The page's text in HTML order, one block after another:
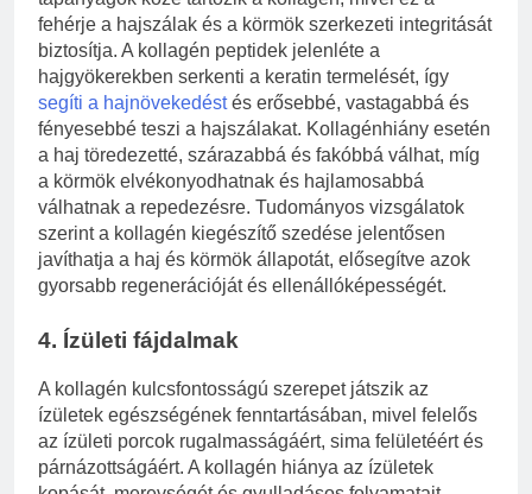
fehérje a hajszálak és a körmök szerkezeti integritását
biztosítja. A kollagén peptidek jelenléte a
hajgyökerekben serkenti a keratin termelését, így
segíti a hajnövekedéstés erősebbé, vastagabbá és
fényesebbé teszi a hajszálakat. Kollagénhiány esetén
a haj töredezetté, szárazabbá és fakóbbá válhat, míg
a körmök elvékonyodhatnak és hajlamosabbá
válhatnak a repedezésre. Tudományos vizsgálatok
szerint a kollagén kiegészítő szedése jelentősen
javíthatja a haj és körmök állapotát, elősegítve azok
gyorsabb regenerációját és ellenállóképességét.
4. Ízületi fájdalmak
A kollagén kulcsfontosságú szerepet játszik az
ízületek egészségének fenntartásában, mivel felelős
az ízületi porcok rugalmasságáért, sima felületéért és
párnázottságáért. A kollagén hiánya az ízületek